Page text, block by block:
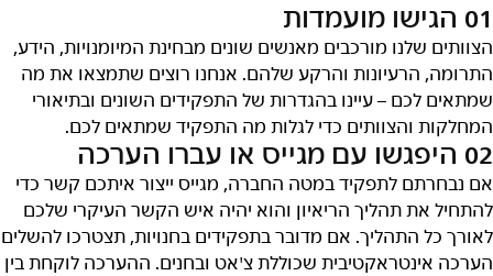
01 הגישו מועמדות
הצוותים שלנו מורכבים מאנשים שונים מבחינת המיומנויות, הידע,
התרומה, הרעיונות והרקע שלהם. אנחנו רוצים שתמצאו את מה
שמתאים לכם – עיינו בהגדרות של התפקידים השונים ובתיאורי
המחלקות והצוותים כדי לגלות מה התפקיד שמתאים לכם.
02 היפגשו עם מגייס או עברו הערכה
אם נבחרתם לתפקיד במטה החברה, מגייס ייצור איתכם קשר כדי
להתחיל את תהליך הריאיון והוא יהיה איש הקשר העיקרי שלכם
לאורך כל התהליך. אם מדובר בתפקידים בחנויות, תצטרכו להשלים
הערכה אינטראקטיבית שכוללת צ'אט ובחנים. ההערכה לוקחת בין